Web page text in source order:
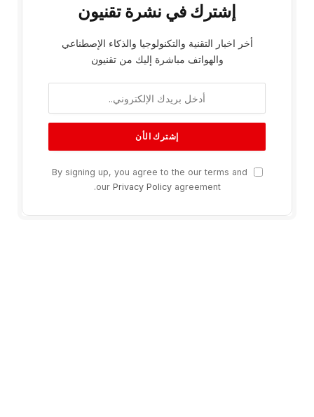
إشترك في نشرة تقنيون
أخر اخبار التقنية والتكنولوجيا والذكاء الإصطناعي
والهواتف مباشرة إليك من تقنيون
By signing up, you agree to the our terms and
our Privacy Policyagreement.